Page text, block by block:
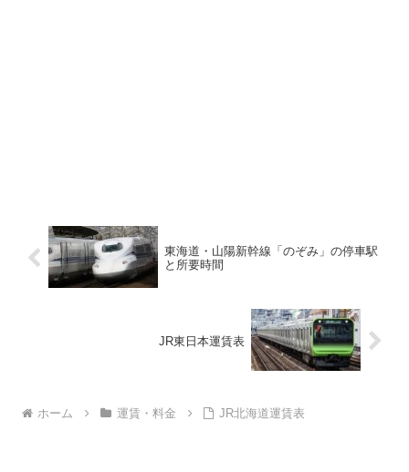
東海道・山陽新幹線「のぞみ」の停車駅
と所要時間
JR東日本運賃表
ホーム 運賃・料金 JR北海道運賃表